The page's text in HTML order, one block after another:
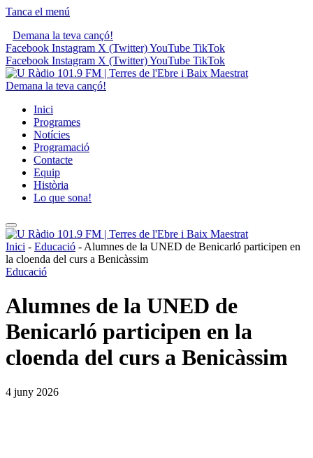
Tanca el menú
Demana la teva cançó!
Facebook Instagram X (Twitter)YouTube TikTok
Facebook Instagram X (Twitter)YouTube TikTok
Demana la teva cançó!
Inici
Programes
Notícies
Programació
Contacte
Equip
Història
Lo que sona!
Inici - Educació - Alumnes de la UNED de Benicarló participen en
la cloenda del curs a Benicàssim
Educació
Alumnes de la UNED de
Benicarló participen en la
cloenda del curs a Benicàssim
4 juny 2026